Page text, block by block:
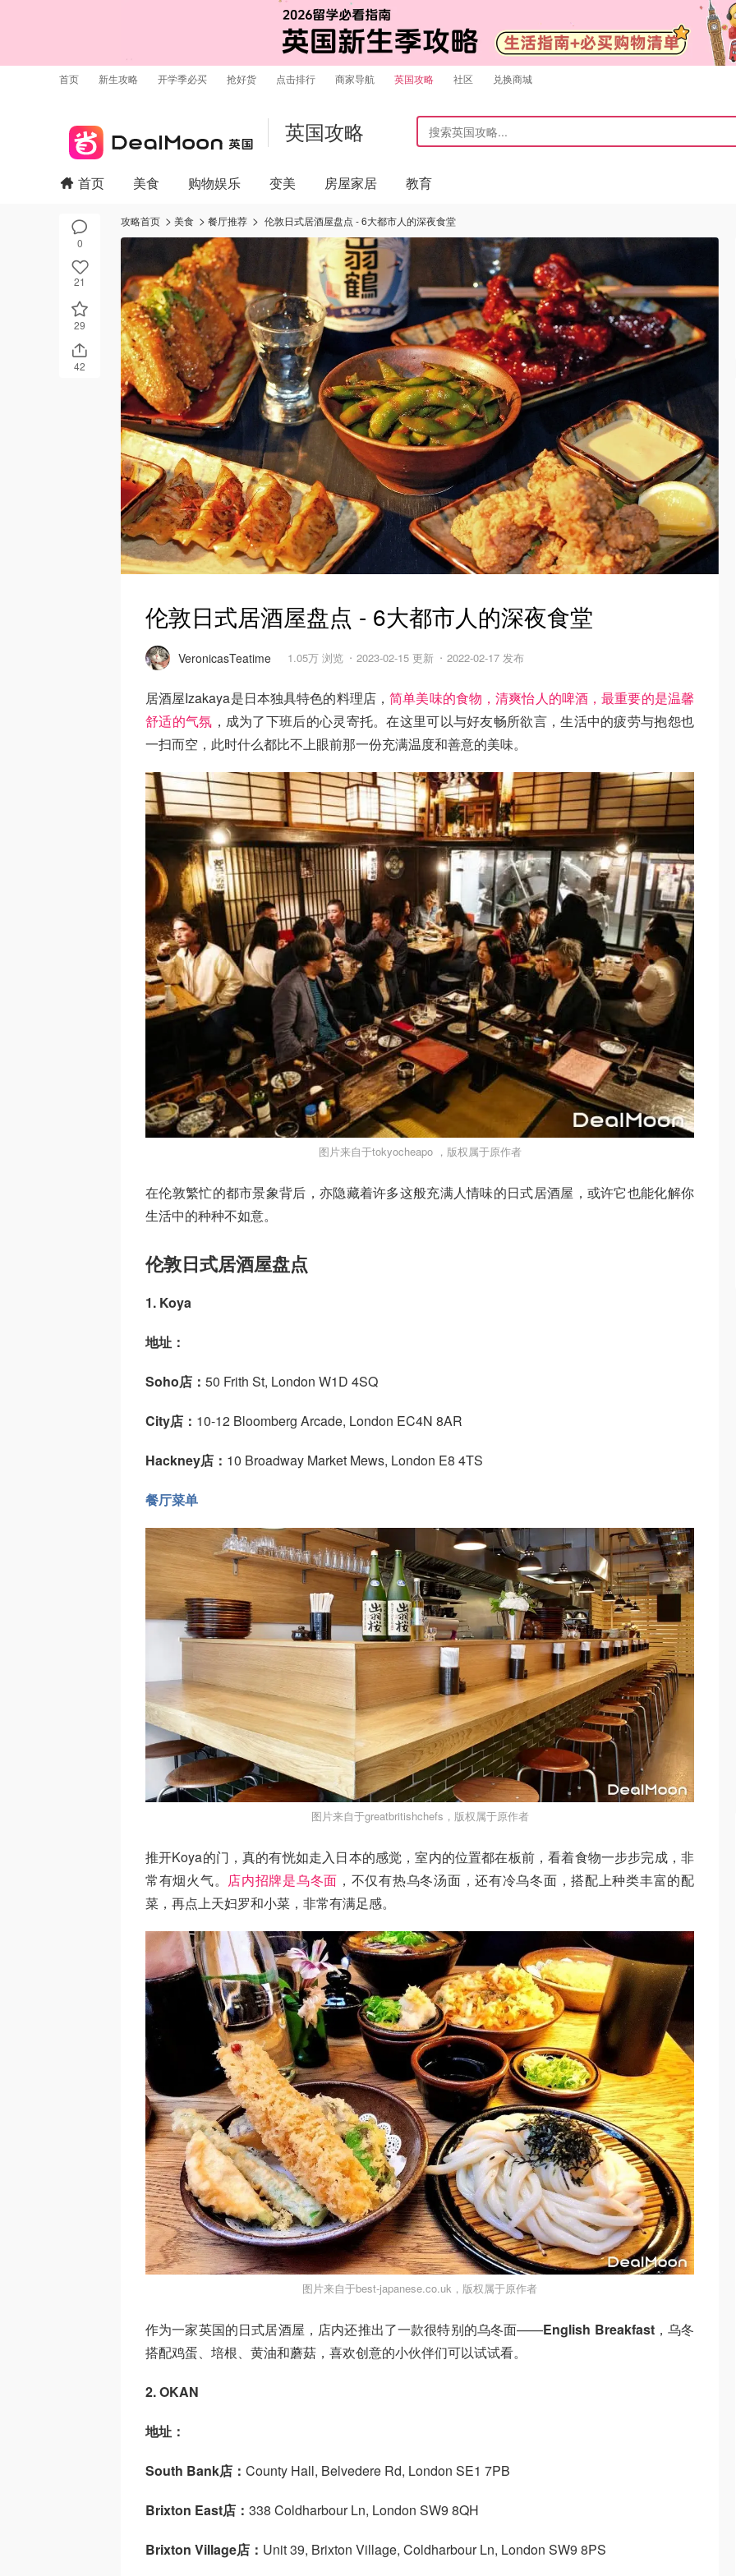
首页 新生攻略 开学季必买 抢好货 点击排行 商家导航 英国攻略 社区 兑换商城
英国攻略
0
21
29
42
首页 美食 购物娱乐 变美 房屋家居 教育
攻略首页 美食 餐厅推荐 伦敦日式居酒屋盘点 - 6大都市人的深夜食堂
伦敦日式居酒屋盘点 - 6大都市人的深夜食堂
VeronicasTeatime 1.05万 浏览 2023-02-15 更新 2022-02-17 发布
居酒屋Izakaya是日本独具特色的料理店，简单美味的食物，清爽怡人的啤酒，最重要的是温馨
舒适的气氛 ，成为了下班后的心灵寄托。在这里可以与好友畅所欲言，生活中的疲劳与抱怨也
一扫而空，此时什么都比不上眼前那一份充满温度和善意的美味。
图片来自于tokyocheapo ，版权属于原作者
在伦敦繁忙的都市景象背后，亦隐藏着许多这般充满人情味的日式居酒屋，或许它也能化解你
生活中的种种不如意。
伦敦日式居酒屋盘点
1. Koya
地址：
Soho店： 50 Frith St, London W1D 4SQ
City店： 10-12 Bloomberg Arcade, London EC4N 8AR
Hackney店： 10 Broadway Market Mews, London E8 4TS
餐厅菜单
图片来自于greatbritishchefs，版权属于原作者
推开Koya的门，真的有恍如走入日本的感觉，室内的位置都在板前，看着食物一步步完成，非
常有烟火气。 店内招牌是乌冬面 ，不仅有热乌冬汤面，还有冷乌冬面，搭配上种类丰富的配
菜，再点上天妇罗和小菜，非常有满足感。
图片来自于best-japanese.co.uk，版权属于原作者
作为一家英国的日式居酒屋，店内还推出了一款很特别的乌冬面——English Breakfast，乌冬
搭配鸡蛋、培根、黄油和蘑菇，喜欢创意的小伙伴们可以试试看。
2. OKAN
地址：
South Bank店： County Hall, Belvedere Rd, London SE1 7PB
Brixton East店： 338 Coldharbour Ln, London SW9 8QH
Brixton Village店： Unit 39, Brixton Village, Coldharbour Ln, London SW9 8PS